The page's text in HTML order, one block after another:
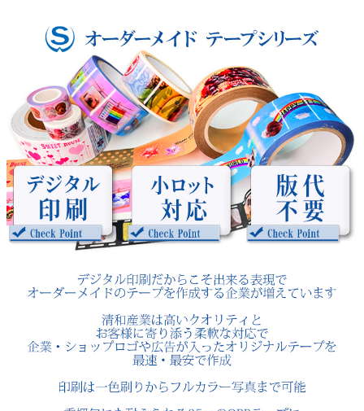
両面テープ
梱包用品
店舗・ディスプレイ用品
ポリ袋・OPP袋
文具・事務用品
衛生用品・ヘルスケア
感染防止関連商品